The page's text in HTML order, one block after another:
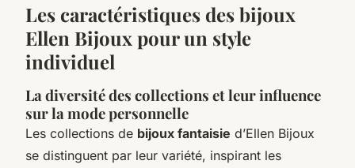
Les caractéristiques des bijoux
Ellen Bijoux pour un style
individuel
La diversité des collections et leur influence
sur la mode personnelle
Les collections de bijoux fantaisie d’Ellen Bijoux
se distinguent par leur variété, inspirant les